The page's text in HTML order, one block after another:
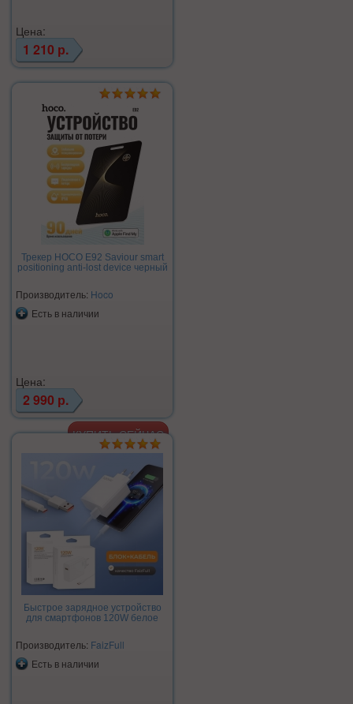
Цена:
1 210 р.
Трекер HOCO E92 Saviour smart
positioning anti-lost device черный
Производитель: Hoco
Есть в наличии
Цена:
2 990 р.
Быстрое зарядное устройство
для смартфонов 120W белое
Производитель: FaizFull
Есть в наличии